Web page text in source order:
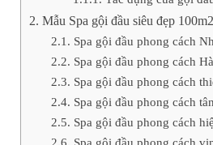
Mẫu Spa gội đầu siêu đẹp
Spa gội đầu phong cách
Spa gội đầu phong cách
Spa gội đầu phong cách
Spa gội đầu phong cách
Spa gội đầu phong cách
Spa gội đầu phong cách